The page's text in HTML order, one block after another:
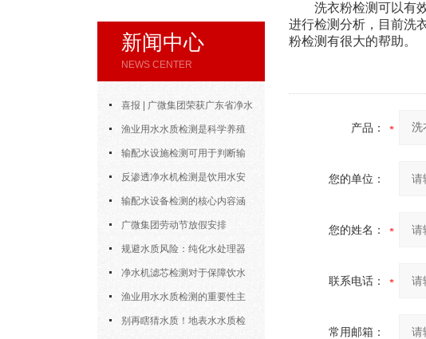
新闻中心
NEWS CENTER
喜报 | 广微集团荣获广东省净水
设备协会“优秀会员企业”称号
渔业用水水质检测是科学养殖
中的重要工具
输配水设施检测可用于判断输
水设施能否安全、稳定地完成供水
任务
反渗透净水机检测是饮用水安
全体系中的重要一环
输配水设备检测的核心内容涵
盖了多个方面
广微集团劳动节放假安排
规避水质风险：纯化水处理器
检测的核心环节与细节把控
净水机滤芯检测对于保障饮水
安全具有重要意义
渔业用水水质检测的重要性主
要体现在以下四大方面
别再瞎猜水质！地表水水质检
洗衣粉检测可以有效
进行检测分析，目前洗
粉检测有很大的帮助。
产品：
您的单位：
您的姓名：
联系电话：
常用邮箱：